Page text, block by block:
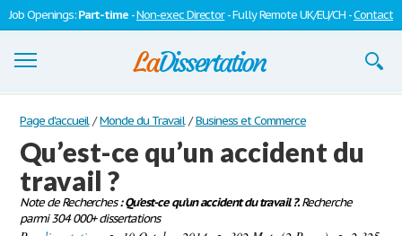
Job Openings:Part-time -Non-exec Director- Fully Remote UK/EU/CH -Contact
Dissertations
S'inscrire
Se connecter
Contactez-nous
Page d'accueil / Monde du Travail / Business et Commerce
Qu’est-ce qu’un accident du
travail ?
Note de Recherches: Qu’est-ce qu’un accident du travail ?.Recherche
parmi 304 000+ dissertations